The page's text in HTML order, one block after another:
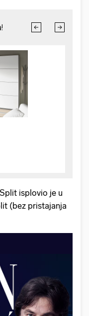
isplovio je u
(bez pristajanja